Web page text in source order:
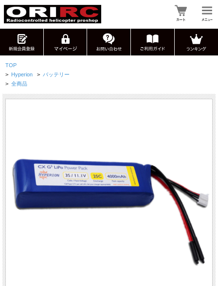
TOP
> Hyperion > バッテリー
> 全商品